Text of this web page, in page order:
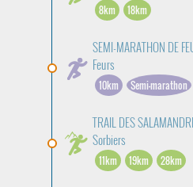
8km 18km
SEMI-MARATHON DE
Feurs
10km Semi-marathon
TRAIL DES
Sorbiers
11km 19km 28km